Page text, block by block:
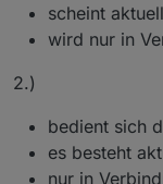
scheint
wird nur in
2.)
bedient sich
es besteht
nur in